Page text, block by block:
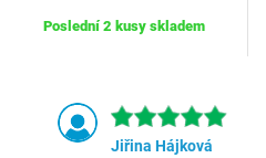
Poslední 2 kusy skladem
Jiřina Hájková